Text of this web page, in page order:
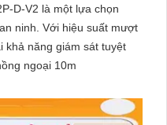
D-V2 là một lựa chọn
suất mượt
khả năng giám sát tuyệt
ngoại 10m